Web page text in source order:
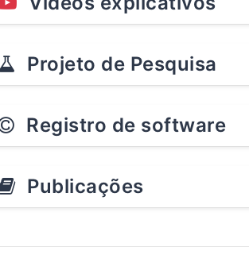
Projeto de Pesquisa
Registro de software
Publicações